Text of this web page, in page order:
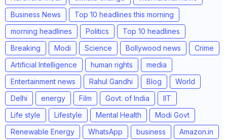
Business News
Top 10 headlines this morning
morning headlines
Politics
Top 10 headlines
Breaking
Modi Science Bollywood news
Crime
Artificial Intelligence
human rights
media
Entertainment news
Rahul Gandhi Blog
World
Delhi
energy Film Govt. of India
IIT
Life style
Lifestyle Mental Health
Modi Govt
Renewable Energy
WhatsApp business
Amazon.in